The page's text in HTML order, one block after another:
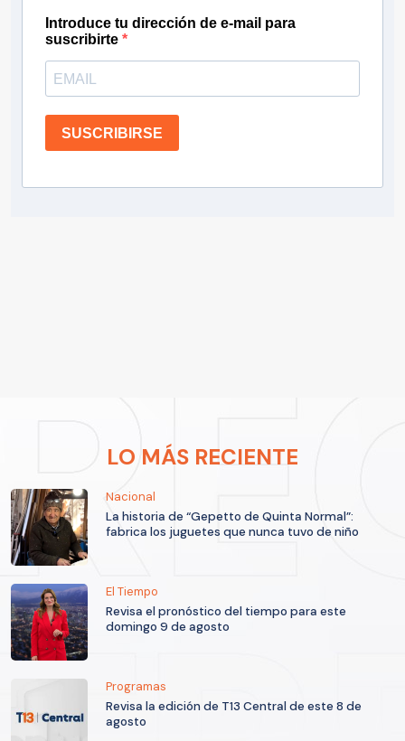
Introduce tu dirección de e-mail para
suscribirte
SUSCRIBIRSE
LO MÁS RECIENTE
Nacional
La historia de “Gepetto de Quinta Normal”:
fabrica los juguetes que nunca tuvo de niño
El Tiempo
Revisa el pronóstico del tiempo para este
domingo 9 de agosto
Programas
Revisa la edición de T13 Central de este 8 de
agosto